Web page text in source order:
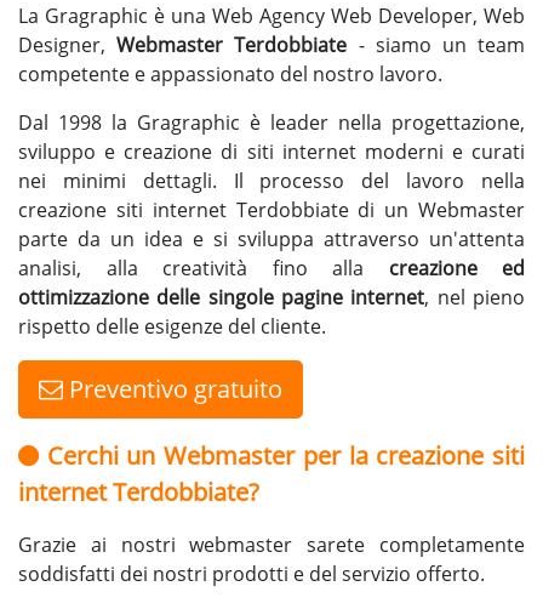
La Gragraphic è una Web Agency Web Developer, Web
Designer,Webmaster Terdobbiate - siamo un team
competente e appassionato del nostro lavoro.
Dal 1998 la Gragraphic è leader nella progettazione,
sviluppo e creazione di siti internet moderni e curati
nei minimi dettagli. Il processo del lavoro nella
creazione siti internet Terdobbiate di un Webmaster
parte da un idea e si sviluppa attraverso un'attenta
analisi, alla creatività fino alla creazione ed
ottimizzazione delle singole pagine internet, nel pieno
rispetto delle esigenze del cliente.
Preventivo gratuito
Cerchi un Webmaster per la creazione siti
internet Terdobbiate?
Grazie ai nostri webmaster sarete completamente
soddisfatti dei nostri prodotti e del servizio offerto.